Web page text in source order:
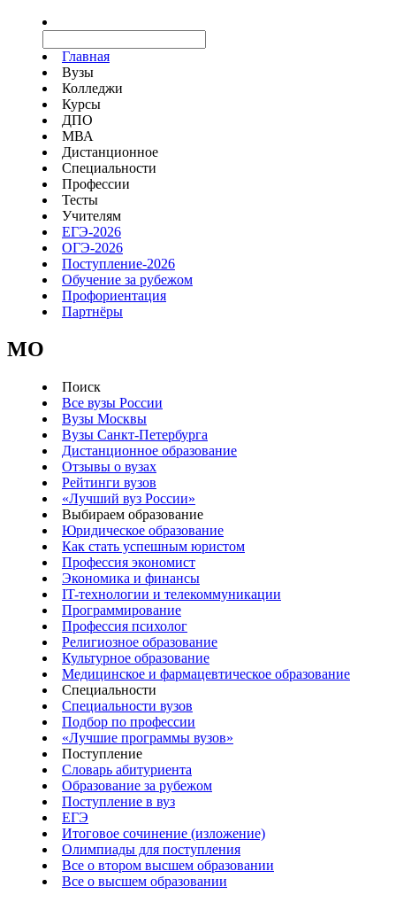
Главная
Вузы
Колледжи
Курсы
ДПО
МВА
Дистанционное
Специальности
Профессии
Тесты
Учителям
ЕГЭ-2026
ОГЭ-2026
Поступление-2026
Обучение за рубежом
Профориентация
Партнёры
MO
Поиск
Все вузы России
Вузы Москвы
Вузы Санкт-Петербурга
Дистанционное образование
Отзывы о вузах
Рейтинги вузов
«Лучший вуз России»
Выбираем образование
Юридическое образование
Как стать успешным юристом
Профессия экономист
Экономика и финансы
IT-технологии и телекоммуникации
Программирование
Профессия психолог
Религиозное образование
Культурное образование
Медицинское и фармацевтическое образование
Специальности
Специальности вузов
Подбор по профессии
«Лучшие программы вузов»
Поступление
Словарь абитуриента
Образование за рубежом
Поступление в вуз
ЕГЭ
Итоговое сочинение (изложение)
Олимпиады для поступления
Все о втором высшем образовании
Все о высшем образовании